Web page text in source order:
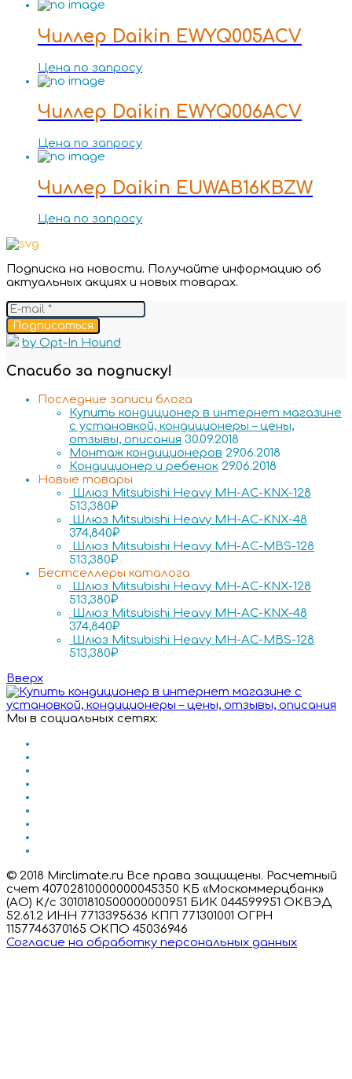
Чиллер Daikin EWYQ005ACV
Цена по запросу
Чиллер Daikin EWYQ006ACV
Цена по запросу
Чиллер Daikin EUWAB16KBZW
Цена по запросу
Подписка на новости. Получайте информацию об
актуальных акциях и новых товарах.
Подписаться
by Opt-In Hound
Спасибо за подписку!
Последние записи блога
Купить кондиционер в интернет магазине
с установкой, кондиционеры – цены,
отзывы, описания 30.09.2018
Монтаж кондиционеров 29.06.2018
Кондиционер и ребенок 29.06.2018
Новые товары
Шлюз Mitsubishi Heavy MH-AC-KNX-128
513,380₽
Шлюз Mitsubishi Heavy MH-AC-KNX-48
374,840₽
Шлюз Mitsubishi Heavy MH-AC-MBS-128
513,380₽
Бестселлеры каталога
Шлюз Mitsubishi Heavy MH-AC-KNX-128
513,380₽
Шлюз Mitsubishi Heavy MH-AC-KNX-48
374,840₽
Шлюз Mitsubishi Heavy MH-AC-MBS-128
513,380₽
Вверх
Мы в социальных сетях:
© 2018 Mirclimate.ru Все права защищены. Расчетный
счет 40702810000000045350 КБ «Москоммерцбанк»
(АО) К/с 30101810500000000951 БИК 044599951 ОКВЭД
52.61.2 ИНН 7713395636 КПП 771301001 ОГРН
1157746370165 ОКПО 45036946
Согласие на обработку персональных данных